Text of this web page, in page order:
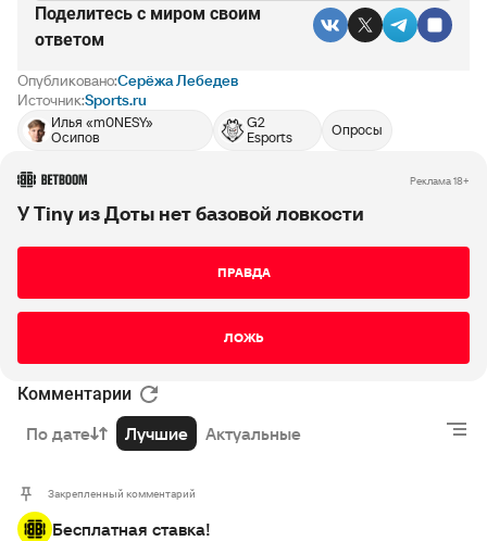
Поделитесь c миром своим
ответом
Опубликовано:Серёжа Лебедев
Источник:Sports.ru
Илья «m0NESY»
Осипов
G2
Esports
Опросы
Реклама 18+
У Tiny из Доты нет базовой ловкости
ПРАВДА
ЛОЖЬ
Комментарии
По дате Лучшие Актуальные
Закрепленный комментарий
Бесплатная ставка!